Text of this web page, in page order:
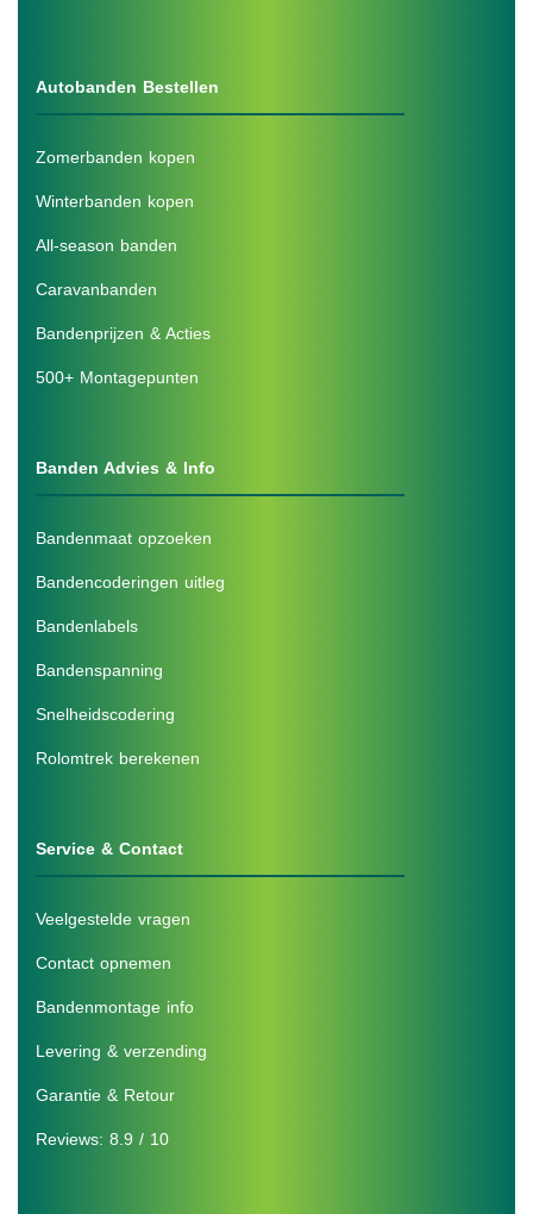
Autobanden Bestellen
Zomerbanden kopen
Winterbanden kopen
All-season banden
Caravanbanden
Bandenprijzen & Acties
500+ Montagepunten
Banden Advies & Info
Bandenmaat opzoeken
Bandencoderingen uitleg
Bandenlabels
Bandenspanning
Snelheidscodering
Rolomtrek berekenen
Service & Contact
Veelgestelde vragen
Contact opnemen
Bandenmontage info
Levering & verzending
Garantie & Retour
Reviews: 8.9 / 10